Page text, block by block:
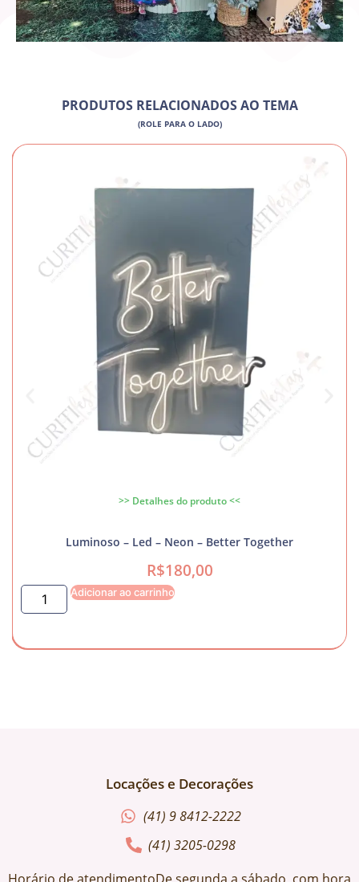
PRODUTOS RELACIONADOS AO TEMA
(ROLE PARA O LADO)
>> Detalhes do produto <<
Luminoso – Led – Neon – Better Together
R$180,00
Adicionar ao carrinho
Locações e Decorações
(41) 9 8412-2222
(41) 3205-0298